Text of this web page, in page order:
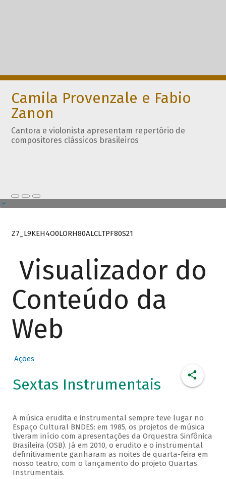
Camila Provenzale e Fabio
Zanon
Cantora e violonista apresentam repertório de
compositores clássicos brasileiros
Z7_L9KEH4O0LORH80ALCLTPF80S21
Visualizador do
Conteúdo da
Web
Ações
Sextas Instrumentais
A música erudita e instrumental sempre teve lugar no
Espaço Cultural BNDES: em 1985, os projetos de música
tiveram início com apresentações da Orquestra Sinfônica
Brasileira (OSB). Já em 2010, o erudito e o instrumental
definitivamente ganharam as noites de quarta-feira em
nosso teatro, com o lançamento do projeto Quartas
Instrumentais.